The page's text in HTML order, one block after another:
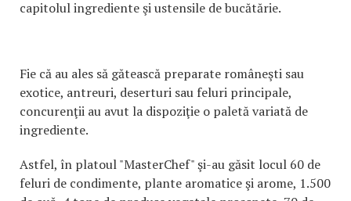
capitolul ingrediente şi ustensile de bucătărie.
Fie că au ales să gătească preparate româneşti sau
exotice, antreuri, deserturi sau feluri principale,
concurenţii au avut la dispoziţie o paletă variată de
ingrediente.
Astfel, în platoul "MasterChef" şi-au găsit locul 60 de
feluri de condimente, plante aromatice şi arome, 1.500